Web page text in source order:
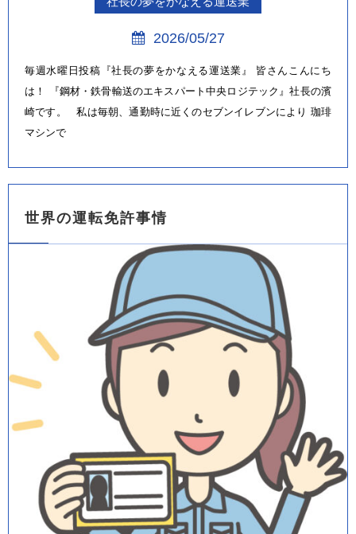
2026/05/27
毎週水曜日投稿『社長の夢をかなえる運送業』 皆さんこんにち
は！ 『鋼材・鉄骨輸送のエキスパート中央ロジテック』社長の濱
崎です。 私は毎朝、通勤時に近くのセブンイレブンにより 珈琲
マシンで
世界の運転免許事情